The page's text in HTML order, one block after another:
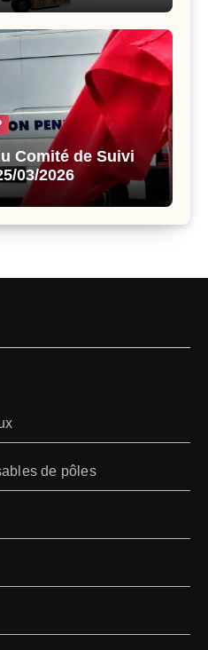
Comité de Suivi
03/2026
de pôles